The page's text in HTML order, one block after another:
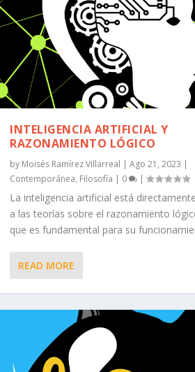
INTELIGENCIA ARTIFICIAL Y
RAZONAMIENTO LÓGICO
by Moisés Ramírez Villarreal |Ago 21, 2023 |
Contemporánea, Filosofía | 0 |
La inteligencia artificial está
a las teorías sobre el razonamiento
que es fundamental para su
READ MORE